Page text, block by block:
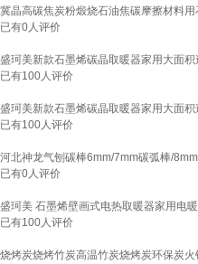
冀晶高碳焦炭粉煅烧石油焦碳摩擦材料用
已有0人评价
盛珂美新款石墨烯碳晶取暖器家用大面
已有100人评价
盛珂美新款石墨烯碳晶取暖器家用大面
已有100人评价
河北神龙气刨碳棒6mm/7mm碳弧棒/
已有0人评价
盛珂美 石墨烯壁画式电热取暖器家用电
已有100人评价
烧烤炭烧烤竹炭高温竹炭烧烤炭环保炭